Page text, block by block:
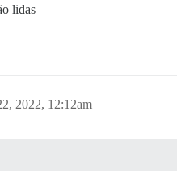
lidas
2022, 12:12am